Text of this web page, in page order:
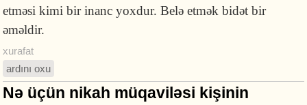
etməsi kimi bir inanc yoxdur. Belə etmək bidət bir
əməldir.
xurafat
ardını oxu
Nə üçün nikah müqaviləsi kişinin